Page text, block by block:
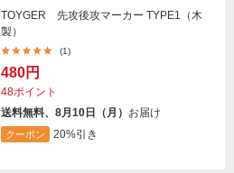
TOYGER 先攻後攻マーカー TYPE1（木
製）
(1)
480円
48ポイント
送料無料、8月10日（月） お届け
クーポン 20%引き